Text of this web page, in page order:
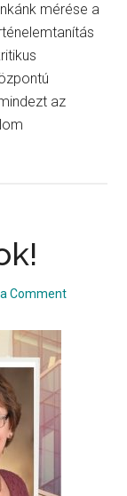
mérése a
az
Comment